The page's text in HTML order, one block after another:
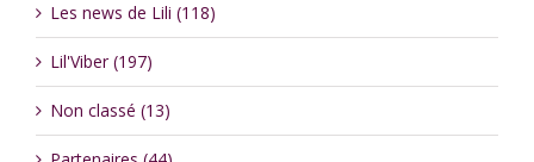
Les news de Lili (118)
Lil'Viber (197)
Non classé (13)